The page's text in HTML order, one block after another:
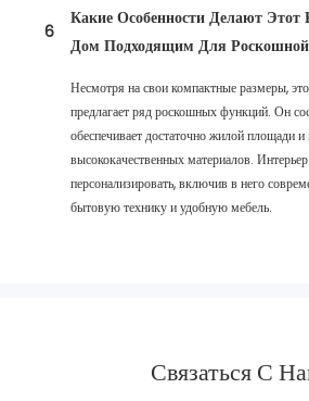
6
Какие Особенности Делают Этот
Дом Подходящим Для
Несмотря на свои компактные размеры,
предлагает ряд роскошных функций. Он
обеспечивает достаточно жилой площади и
высококачественных материалов.
персонализировать, включив в него
бытовую технику и удобную мебель.
Связаться С